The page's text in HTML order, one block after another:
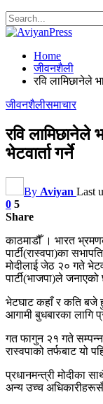
Home
जीवनशैली
रवि लामिछानेले
जीवनशैलीसमाचार
रवि लामिछानेले
भेटवार्ता गर्ने
By Aviyan Last
0 5
Share
काठमाडौँ । भारत
पार्टी(रास्वपा)का
मोदीलाई जेठ २० गते
पार्टी(भाजपा)ले जनाएको
भेटघाट कहाँ र कति बजे
आगामी बुधबारका लागि
गत फागुन २१ गते सम्पन्न
रास्वपाको तर्फबाट यो
प्रधानमन्त्री मोदीका
अन्य उच्च